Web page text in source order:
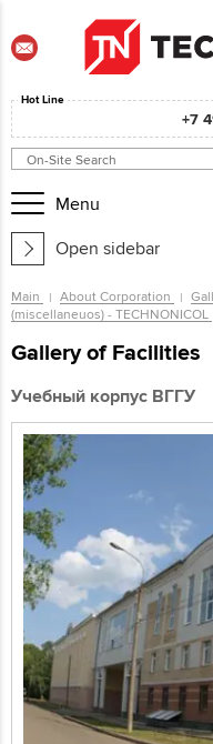
Hot Line
+7
Menu
Open sidebar
Main About Corporation
(miscellaneuos) - TECHNONICOL
Gallery of Facilities
Учебный корпус ВГГУ